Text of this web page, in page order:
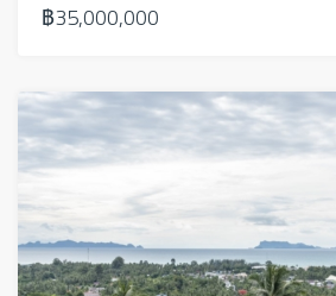
฿35,000,000